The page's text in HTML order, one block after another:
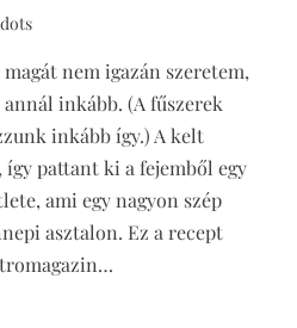
nem igazán szeretem,
inkább. (A fűszerek
inkább így.) A kelt
pattant ki a fejemből egy
ami egy nagyon szép
asztalon. Ez a recept